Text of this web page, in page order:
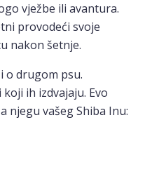
vježbe ili avantura.
provodeći svoje
nakon šetnje.
o drugom psu.
ih izdvajaju. Evo
njegu vašeg Shiba Inu: